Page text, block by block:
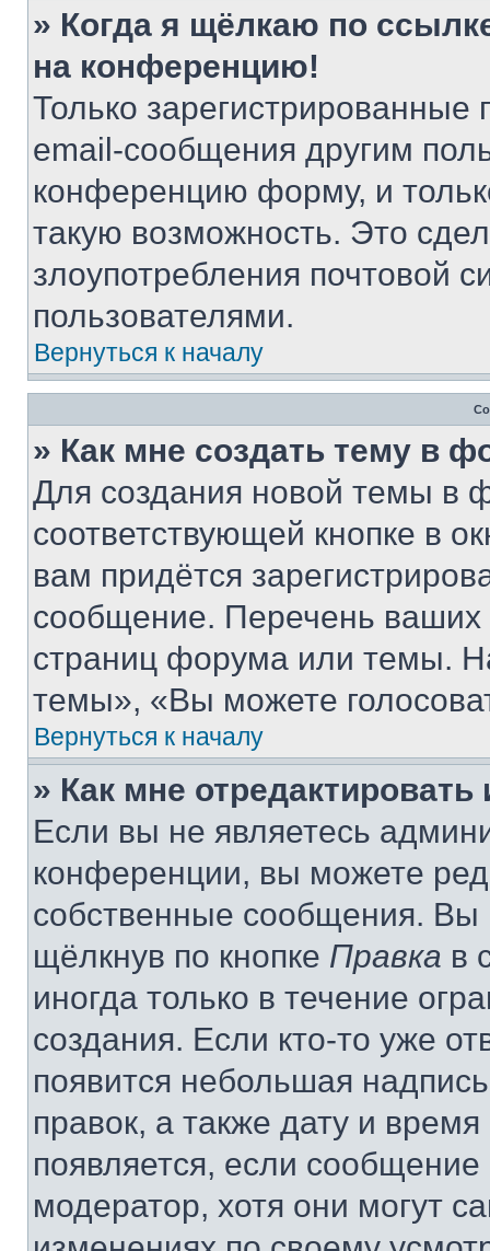
» Когда я щёлкаю по
на конференцию!
Только зарегистрированные
email-сообщения другим
конференцию форму, и
такую возможность. Это
злоупотребления почтовой
пользователями.
Вернуться к началу
» Как мне создать тему в
Для создания новой темы в
соответствующей кнопке в
вам придётся
сообщение. Перечень ваших
страниц форума или темы.
темы», «Вы можете
Вернуться к началу
» Как мне
Если вы не являетесь
конференции, вы можете
собственные сообщения. Вы
щёлкнув по кнопке Правка в
иногда только в течение
создания. Если кто-то уже
появится небольшая
правок, а также дату и
появляется, если
модератор, хотя они могут